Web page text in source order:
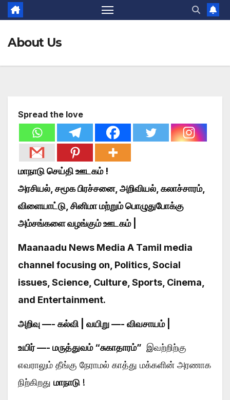
About Us
Spread the love
மாநாடு செய்தி ஊடகம் !
அரசியல், சமூக பிரச்சனை, அறிவியல், கலாச்சாரம்,
விளையாட்டு, சினிமா மற்றும் பொழுதுபோக்கு
அம்சங்களை வழங்கும் ஊடகம் |
Maanaadu News Media A Tamil media
channel focusing on, Politics, Social
issues, Science, Culture, Sports, Cinema,
and Entertainment.
அறிவு —- கல்வி | வயிறு —- விவசாயம் |
உயிர் —- மருத்துவம் “சுகாதாரம்” இவற்றிற்கு
எவராலும் தீங்கு நேராமல் காத்து மக்களின் அரணாக
நிற்கிறது மாநாடு !